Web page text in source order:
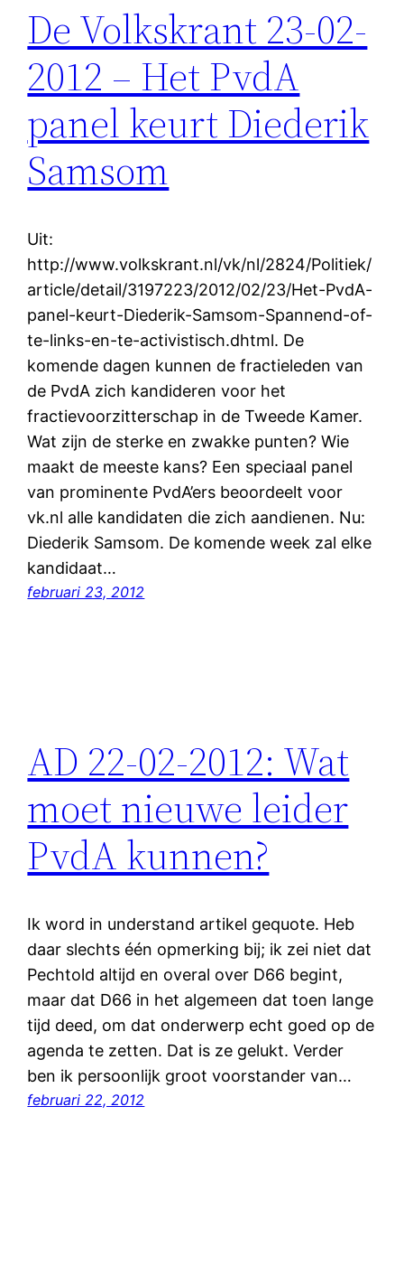
De Volkskrant 23-02-
2012 – Het PvdA
panel keurt Diederik
Samsom
Uit:
http://www.volkskrant.nl/vk/nl/2824/Politiek/
article/detail/3197223/2012/02/23/Het-PvdA-
panel-keurt-Diederik-Samsom-Spannend-of-
te-links-en-te-activistisch.dhtml. De
komende dagen kunnen de fractieleden van
de PvdA zich kandideren voor het
fractievoorzitterschap in de Tweede Kamer.
Wat zijn de sterke en zwakke punten? Wie
maakt de meeste kans? Een speciaal panel
van prominente PvdA’ers beoordeelt voor
vk.nl alle kandidaten die zich aandienen. Nu:
Diederik Samsom. De komende week zal elke
kandidaat…
februari 23, 2012
AD 22-02-2012: Wat
moet nieuwe leider
PvdA kunnen?
Ik word in understand artikel gequote. Heb
daar slechts één opmerking bij; ik zei niet dat
Pechtold altijd en overal over D66 begint,
maar dat D66 in het algemeen dat toen lange
tijd deed, om dat onderwerp echt goed op de
agenda te zetten. Dat is ze gelukt. Verder
ben ik persoonlijk groot voorstander van…
februari 22, 2012